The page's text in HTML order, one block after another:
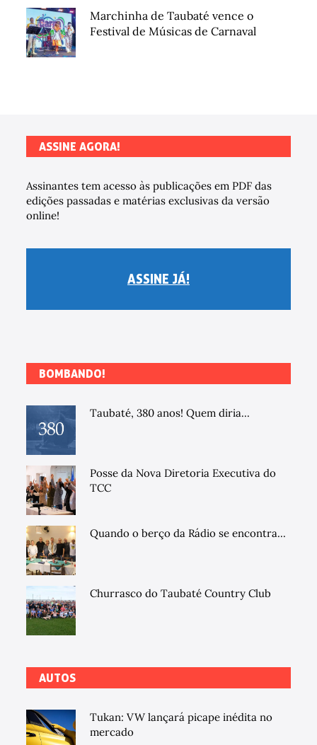
Marchinha de Taubaté vence o
Festival de Músicas de Carnaval
ASSINE AGORA!
Assinantes tem acesso às publicações em PDF das
edições passadas e matérias exclusivas da versão
online!
ASSINE JÁ!
BOMBANDO!
Taubaté, 380 anos! Quem diria...
Posse da Nova Diretoria Executiva do
TCC
Quando o berço da Rádio se encontra...
Churrasco do Taubaté Country Club
AUTOS
Tukan: VW lançará picape inédita no
mercado